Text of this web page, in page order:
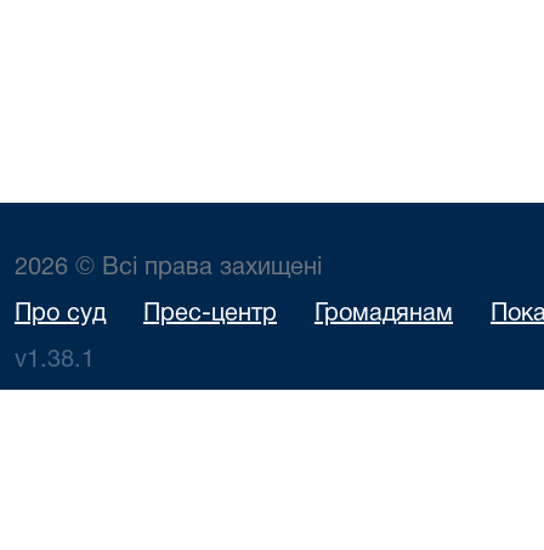
2026 © Всі права захищені
Про суд Прес-центр Громадянам
v1.38.1